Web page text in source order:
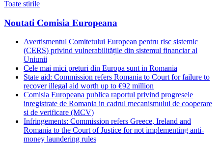
Toate stirile
Noutati Comisia Europeana
Avertismentul Comitetului European pentru risc sistemic
(CERS) privind vulnerabilitățile din sistemul financiar al
Uniunii
Cele mai mici preturi din Europa sunt in Romania
State aid: Commission refers Romania to Court for failure to
recover illegal aid worth up to €92 million
Comisia Europeana publica raportul privind progresele
inregistrate de Romania in cadrul mecanismului de cooperare
si de verificare (MCV)
Infringements: Commission refers Greece, Ireland and
Romania to the Court of Justice for not implementing anti-
money laundering rules